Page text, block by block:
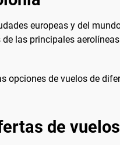
europeas y del
las principales
opciones de vuelos de
de